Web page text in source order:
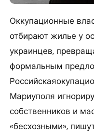
Оккупационные
отбирают жилье у
украинцев,
формальным
Мариуполя
собственников и
«бесхозными»,